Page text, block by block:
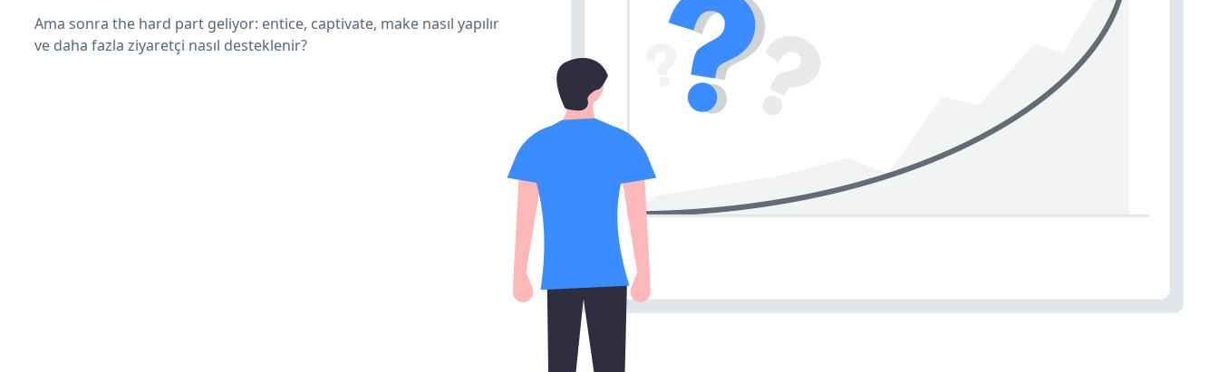
Ama sonra the hard part geliyor: entice, captivate, make nasıl yapılır
ve daha fazla ziyaretçi nasıl desteklenir?